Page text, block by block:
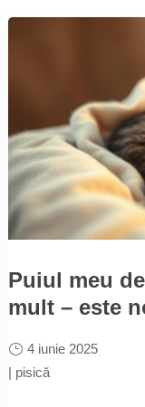
Puiul meu
mult – este
4 iunie 2025
| pisică